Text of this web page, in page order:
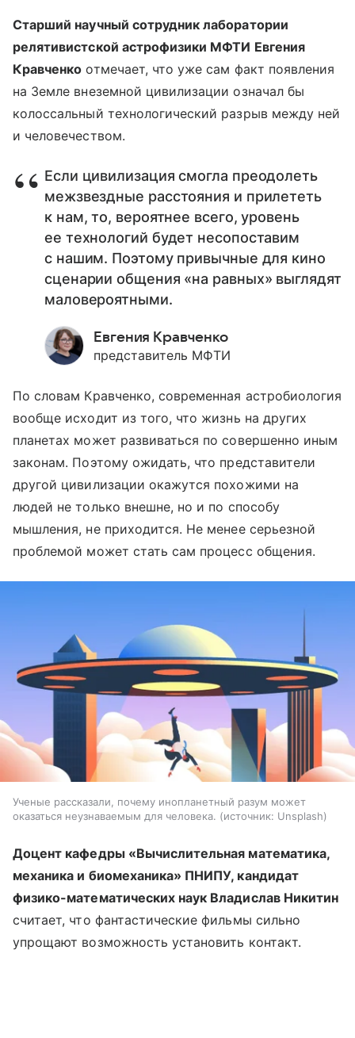
Старший научный сотрудник лаборатории
релятивистской астрофизики МФТИ Евгения
Кравченко отмечает, что уже сам факт появления
на Земле внеземной цивилизации означал бы
колоссальный технологический разрыв между ней
и человечеством.
Если цивилизация смогла преодолеть
межзвездные расстояния и прилететь
к нам, то, вероятнее всего, уровень
ее технологий будет несопоставим
с нашим. Поэтому привычные для кино
сценарии общения «на равных» выглядят
маловероятными.
Евгения Кравченко
представитель МФТИ
По словам Кравченко, современная астробиология
вообще исходит из того, что жизнь на других
планетах может развиваться по совершенно иным
законам. Поэтому ожидать, что представители
другой цивилизации окажутся похожими на
людей не только внешне, но и по способу
мышления, не приходится. Не менее серьезной
проблемой может стать сам процесс общения.
Ученые рассказали, почему инопланетный разум может
оказаться неузнаваемым для человека.
источник: Unsplash
Доцент кафедры «Вычислительная математика,
механика и биомеханика» ПНИПУ, кандидат
физико-математических наук Владислав Никитин
считает, что фантастические фильмы сильно
упрощают возможность установить контакт.